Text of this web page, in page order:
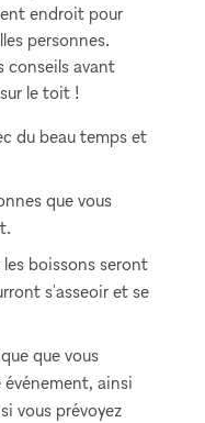
endroit pour
personnes.
conseils avant
le toit !
du beau temps et
que vous
boissons seront
s'asseoir et se
que vous
ainsi
vous prévoyez